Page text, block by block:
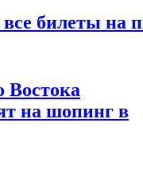
билеты на
Востока
на шопинг в